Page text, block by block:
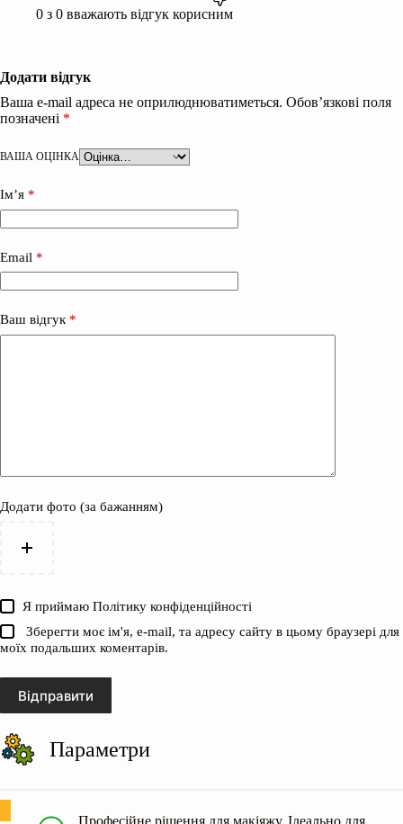
0 з 0 вважають відгук корисним
Додати відгук
Ваша e-mail адреса не оприлюднюватиметься. Обов’язкові поля
позначені *
ВАША ОЦІНКА
Ім’я *
Email *
Ваш відгук *
Додати фото (за бажанням)
Я приймаюПолітику конфіденційності
Зберегти моє ім'я, e-mail, та адресу сайту в цьому браузері для
моїх подальших коментарів.
Відправити
Параметри